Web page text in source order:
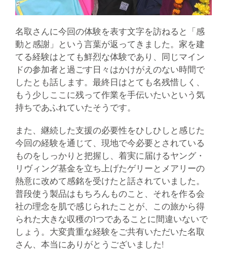
名取さんに今回の体験を表す文字を訪ねると「感
動と感謝」という言葉が返ってきました。家を建
てる経験はとても鮮烈な体験であり、同じマイン
ドの参加者と過ごす日々はかけがえのない時間で
したとも話します。最終日はとても名残惜しく、
もう少しここに残って作業を手伝いたいという気
持ちであふれていたそうです。
また、継続した支援の必要性をひしひしと感じた
今回の経験を通じて、現地で今必要とされている
ものをしっかりと把握し、着実に届けるヤング・
リヴィング基金を立ち上げたゲリーとメアリーの
熱意に改めて感銘を受けたと話されていました。
普段使う製品はもちろんものこと、それを作る会
社の理念を肌で感じられたことが、この旅から得
られた大きな収穫の1つであることに間違いないで
しょう。大変貴重な経験をご共有いただいた名取
さん、本当にありがとうございました!